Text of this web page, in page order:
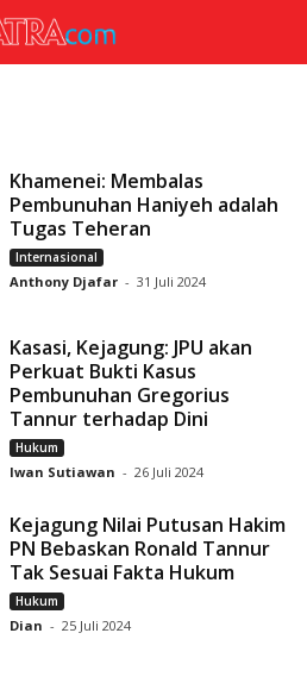
Khamenei: Membalas
Pembunuhan Haniyeh adalah
Tugas Teheran
Internasional
Anthony Djafar - 31 Juli 2024
Kasasi, Kejagung: JPU akan
Perkuat Bukti Kasus
Pembunuhan Gregorius
Tannur terhadap Dini
Hukum
Iwan Sutiawan - 26 Juli 2024
Kejagung Nilai Putusan Hakim
PN Bebaskan Ronald Tannur
Tak Sesuai Fakta Hukum
Hukum
Dian - 25 Juli 2024